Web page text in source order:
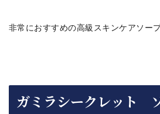
非常におすすめの高級スキンケアソー
ガミラシークレット